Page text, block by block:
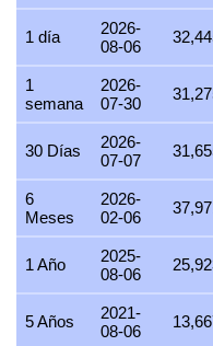
25 julio 2026
24 julio 2026 31,001.39
23 julio 2026
22 julio 2026
21 julio 2026
20 julio 2026
19 julio 2026
18 julio 2026
17 julio 2026
1 día
2026-
08-06
1
semana
2026-
07-30
30 Días
2026-
07-07
6
Meses
2026-
02-06
1 Año
2025-
08-06
5 Años
2021-
08-06